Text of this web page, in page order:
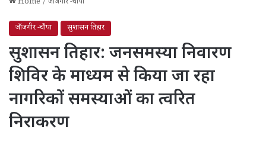
जाँजगीर -चाँपा सुशासन तिहार
सुशासन तिहार: जनसमस्या निवारण
शिविर के माध्यम से किया जा रहा
नागरिकों समस्याओं का त्वरित
निराकरण